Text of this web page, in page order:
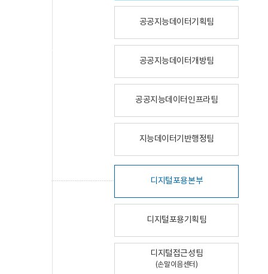
공공지능데이터기획팀
공공지능데이터개방팀
공공지능데이터인프라팀
지능데이터기반행정팀
디지털포용본부
디지털포용기획팀
디지털접근성팀
(손말이음센터)